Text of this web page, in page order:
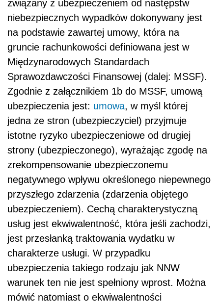
związany z ubezpieczeniem od następstw
niebezpiecznych wypadków dokonywany jest
na podstawie zawartej umowy, która na
gruncie rachunkowości definiowana jest w
Międzynarodowych Standardach
Sprawozdawczości Finansowej (dalej: MSSF).
Zgodnie z załącznikiem 1b do MSSF, umową
ubezpieczenia jest: umowa, w myśl której
jedna ze stron (ubezpieczyciel) przyjmuje
istotne ryzyko ubezpieczeniowe od drugiej
strony (ubezpieczonego), wyrażając zgodę na
zrekompensowanie ubezpieczonemu
negatywnego wpływu określonego niepewnego
przyszłego zdarzenia (zdarzenia objętego
ubezpieczeniem). Cechą charakterystyczną
usług jest ekwiwalentność, która jeśli zachodzi,
jest przesłanką traktowania wydatku w
charakterze usługi. W przypadku
ubezpieczenia takiego rodzaju jak NNW
warunek ten nie jest spełniony wprost. Można
mówić natomiast o ekwiwalentności